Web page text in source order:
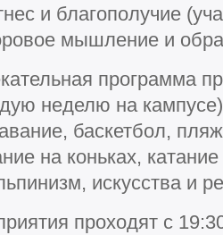
и благополучие
мышление и
программа
неделю на
баскетбол,
на коньках,
искусства и
проходят с